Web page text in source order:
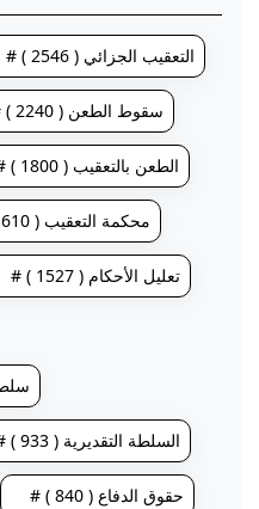
# التعقيب الجزائي ( 2546 )
# سقوط الطعن ( 2240 )
# الطعن بالتعقيب ( 1800 )
# محكمة التعقيب ( 1610 )
# تعليل الأحكام ( 1527 )
#
# السلطة التقديرية ( 933 )
# حقوق الدفاع ( 840 )